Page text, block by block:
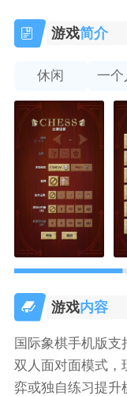
游戏简介
休闲 一个
游戏内容
国际象棋手机版
双人面对面模式，
弈或独自练习提升